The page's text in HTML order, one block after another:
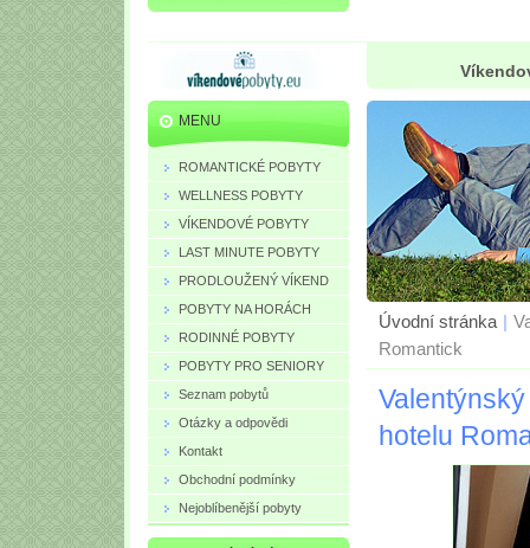
Úvodní stránka
Romantick
hotelu
MENU
ROMANTICKÉ POBYTY
WELLNESS POBYTY
VÍKENDOVÉ POBYTY
LAST MINUTE POBYTY
PRODLOUŽENÝ VÍKEND
POBYTY NA HORÁCH
RODINNÉ POBYTY
POBYTY PRO SENIORY
Seznam pobytů
Otázky a odpovědi
Kontakt
Obchodní podmínky
Nejoblíbenější pobyty